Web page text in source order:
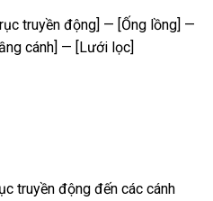
truyền động] — [Ống lồng] —
cánh] — [Lưới lọc]
truyền động đến các cánh